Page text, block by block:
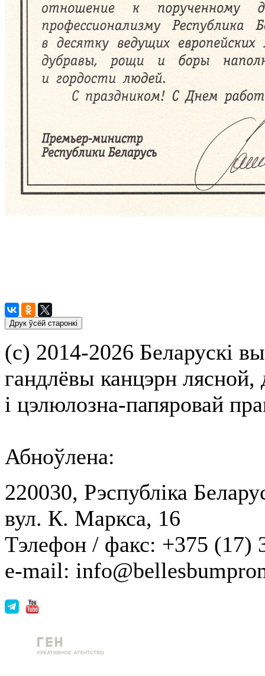
(с) 2014-2026 Беларускі
гандлёвы канцэрн лясной,
і цэлюлозна-папяровай
Абноўлена:
220030, Рэспубліка
вул. К. Маркса, 16
Тэлефон / факс: +375 (17)
e-mail: